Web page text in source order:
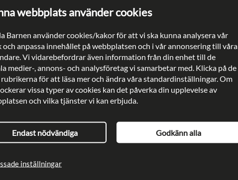
webbplats använder cookies
Barnen använder cookies/kakor för att vi ska kunna analysera vår
anpassa innehållet på webbplatsen och i vår annonsering till våra
Vi vidarebefordrar även information från din enhet till de
medier-, annons- och analysföretag vi samarbetar med. Klicka på de
för att läsa mer och ändra våra standardinställningar. Om
vissa typer av cookies kan det påverka din upplevelse av
och vilka tjänster vi kan erbjuda.
inställningar
Endast nödvändiga Godkänn alla
DIN LOKALFÖRENING
Rädda Barnen har lokalföreningar över hela landet som sprider
om barns rättigheter.
att få veta mer om vad lokalföreningen närmast dig gör,
hittar du kontaktuppgifter här.
Rädda Barnen
2024-09-09Uppdaterad: 2026-06-15